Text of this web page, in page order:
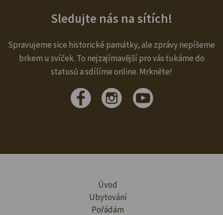
Sledujte nás na sítích!
Spravujeme sice historické památky, ale zprávy nepíšeme
brkem u svíček. To nejzajímavější pro vás ťukáme do
statusů a sdílíme online. Mrkněte!
Úvod
Ubytování
Pořádám